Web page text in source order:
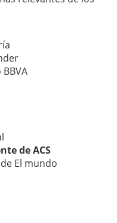
de ACS
El mundo